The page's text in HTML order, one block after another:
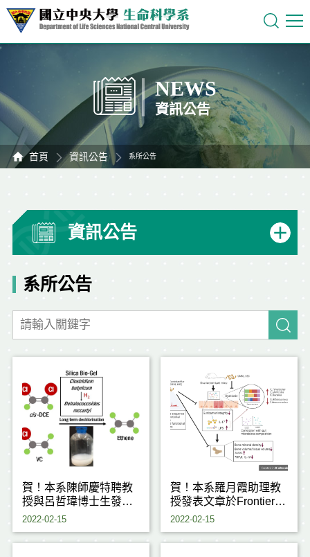
NEWS
資訊公告
首頁 資訊公告 系所公告
資訊公告
系所公告
賀！本系陳師慶特聘教
授與呂哲瑋博士生發表
文章於頂尖期刊
Materials」─IF 10.588
2022-02-15
賀！本系羅月霞助理教
授發表文章於Frontiers
in Nutrition─IF6.576
2022-02-15